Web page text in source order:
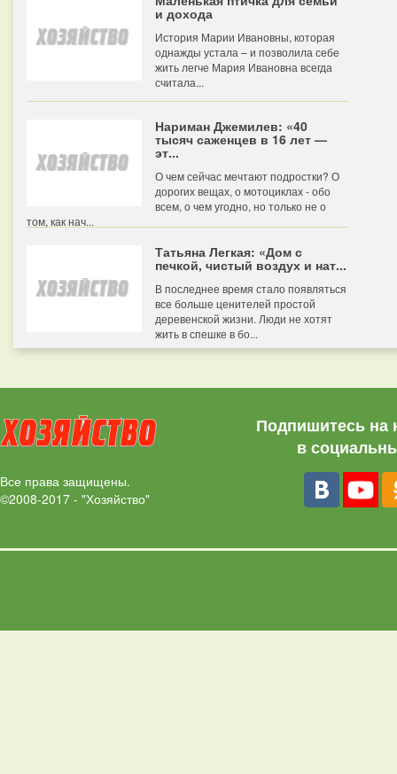
и дохода
История Марии Ивановны, которая
однажды устала – и позволила себе
жить легче Мария Ивановна всегда
считала...
Нариман Джемилев: «40
тысяч саженцев в 16 лет —
эт...
О чем сейчас мечтают подростки? О
дорогих вещах, о мотоциклах - обо
всем, о чем угодно, но только не о
том, как нач...
Татьяна Легкая: «Дом с
печкой, чистый воздух и нат...
В последнее время стало появляться
все больше ценителей простой
деревенской жизни. Люди не хотят
жить в спешке в бо...
Все права защищены.
©2008-2017 - "Хозяйство"
Подпишитесь на
в